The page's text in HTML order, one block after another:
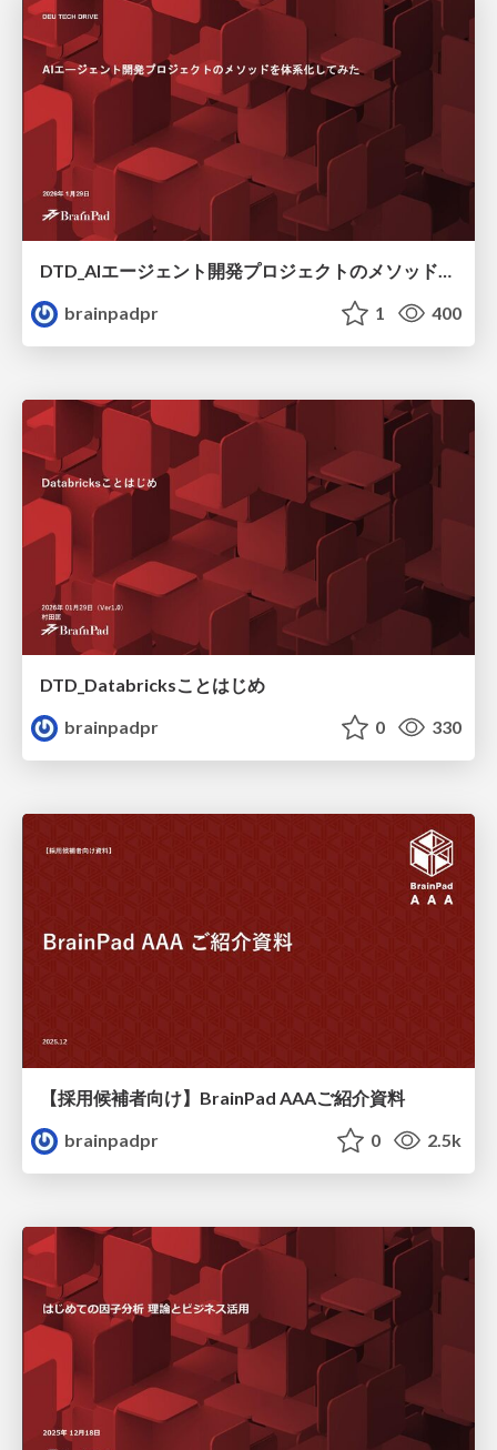
DTD_AIエージェント開発プロジェクトのメソッドを体系化してみる
brainpadpr
1 400
DTD_Databricksことはじめ
brainpadpr
0 330
【採用候補者向け】BrainPad AAAご紹介資料
brainpadpr
0 2.5k